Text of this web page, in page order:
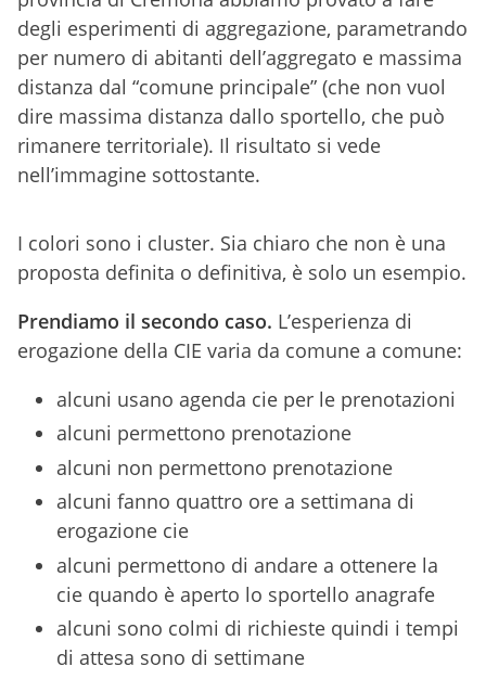
degli esperimenti di aggregazione, parametrando
per numero di abitanti dell’aggregato e massima
distanza dal “comune principale” (che non vuol
dire massima distanza dallo sportello, che può
rimanere territoriale). Il risultato si vede
nell’immagine sottostante.
I colori sono i cluster. Sia chiaro che non è una
proposta definita o definitiva, è solo un esempio.
Prendiamo il secondo caso. L’esperienza di
erogazione della CIE varia da comune a comune:
alcuni usano agenda cie per le prenotazioni
alcuni permettono prenotazione
alcuni non permettono prenotazione
alcuni fanno quattro ore a settimana di
erogazione cie
alcuni permettono di andare a ottenere la
cie quando è aperto lo sportello anagrafe
alcuni sono colmi di richieste quindi i tempi
di attesa sono di settimane